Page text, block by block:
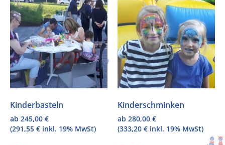
Kinderbasteln
ab 245,00 €
(291,55 € inkl. 19% MwSt)
Kinderschminken
ab 280,00 €
(333,20 € inkl. 19% MwSt)